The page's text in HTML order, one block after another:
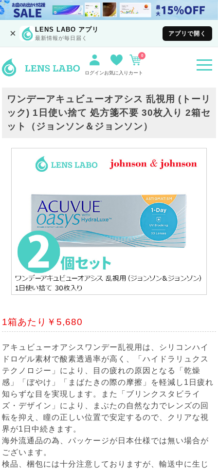
× LENS LABO アプリ
最新情報が毎日届く
アプリで開く
ログインお気に入り カート
0
ワンデーアキュビューオアシス 乱視用 (トーリ
ック) 1日使い捨て 処方箋不要 30枚入り 2箱セ
ット（ジョンソン＆ジョンソン）
1箱あたり￥5,680
アキュビューオアシスワンデー乱視用は、シリコンハイ
ドロゲル素材で酸素透過率が高く、「ハイドラリュクス
テクノロジー」により、目の疲れの原因となる「乾燥
感」「ぼやけ」「まばたきの際の摩擦」を軽減し1日疲れ
知らずな目を実現します。また「ブリンクスタビライ
ズ・デザイン」により、まぶたの自然な力でレンズの回
転を抑え、瞳の正しい位置で安定するので、クリアな視
界が1日中続きます。
海外流通品の為、パッケージが日本仕様では無い場合が
ございます。
検品、梱包には十分注意しておりますが、輸送中に生じ